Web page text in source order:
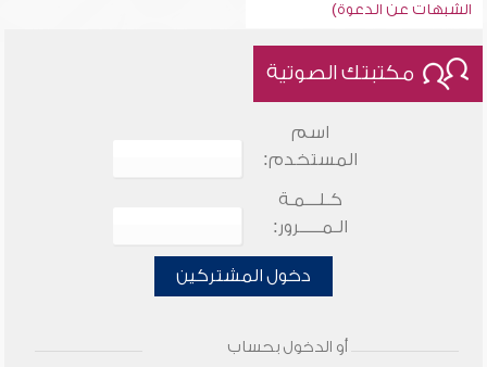
الشبهات عن الدعوة)
مكتبتك الصوتية
اسم
المستخدم:
كـلـــمـة
الـمـــــرور:
دخول المشتركين
أو الدخول بحساب